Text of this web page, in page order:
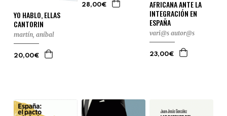
YO HABLO, ELLAS
CANTORIN
martín, aníbal
20,00€
28,00€
AFRICANA ANTE LA
INTEGRACIÓN EN
ESPAÑA
vari@s autor@s
23,00€